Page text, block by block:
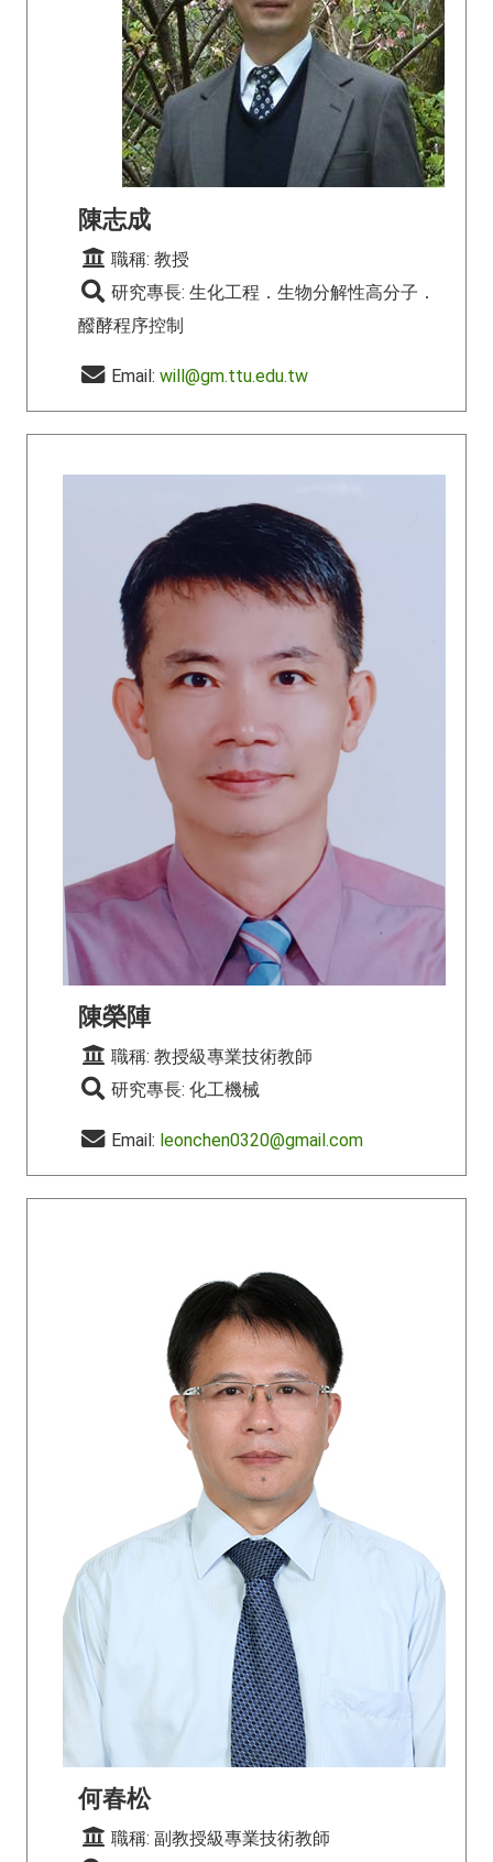
陳志成
職稱: 教授
研究專長: 生化工程．生物分解性高分子．
醱酵程序控制
Email: will@gm.ttu.edu.tw
陳榮陣
職稱: 教授級專業技術教師
研究專長: 化工機械
Email: leonchen0320@gmail.com
何春松
職稱: 副教授級專業技術教師